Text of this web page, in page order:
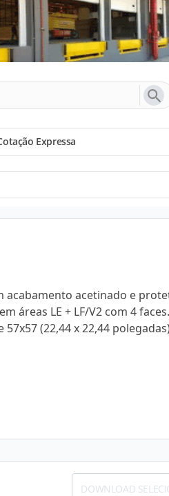
Expressa
acabamento acetinado e
áreas LE + LF/V2 com 4 faces.
57x57 (22,44 x 22,44
DOWNLOAD